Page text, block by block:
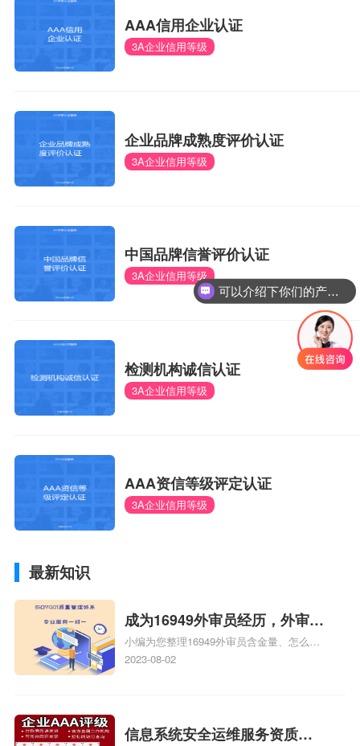
AAA信用企业认证
3A企业信用等级
企业品牌成熟度评价认证
3A企业信用等级
中国品牌信誉评价认证
3A企业信用等级
检测机构诚信认证
3A企业信用等级
AAA资信等级评定认证
3A企业信用等级
最新知识
成为16949外审员经历，外审员
16949
小编为您整理16949外审员含金量、怎么才
能成为注册的TS16949:2009的外审员、我
2023-08-02
信息系统安全运维服务资质二
可以介绍下你们的产品么？